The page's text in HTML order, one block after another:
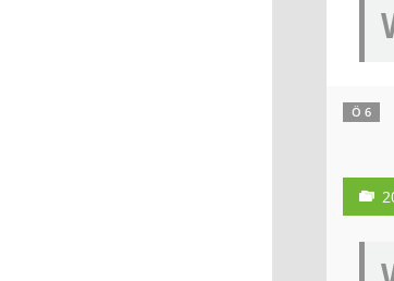
Ö 6